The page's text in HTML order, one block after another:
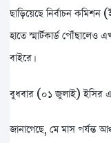
ছাড়িয়েছে নির্বাচন
হাতে স্মার্টকার্ড
বাইরে।
বুধবার (০১ জুলাই) ইসির
জানাগেছে, মে মাস